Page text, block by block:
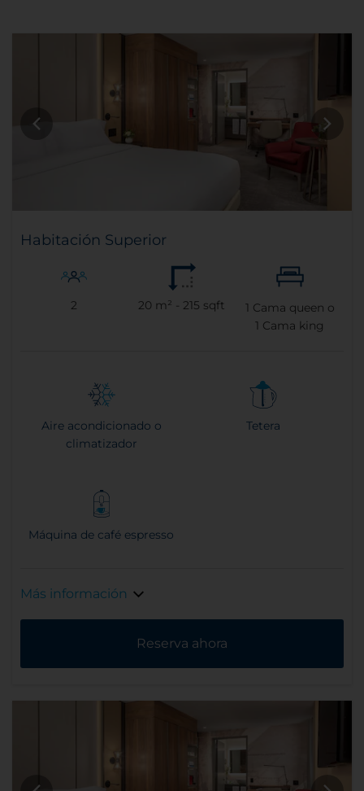
Habitación Superior
2 20 m² - 215 sqft 1 Cama queen o
1 Cama king
Aire acondicionado o
climatizador
Tetera
Máquina de café espresso
Más información
Reserva ahora